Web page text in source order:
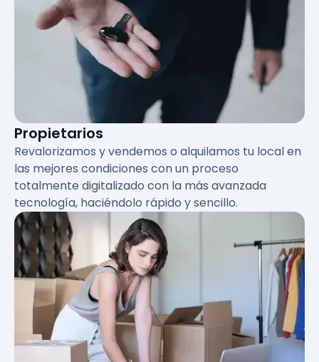
Propietarios
Revalorizamos y vendemos o alquilamos tu local en
las mejores condiciones con un proceso
totalmente digitalizado con la más avanzada
tecnología, haciéndolo rápido y sencillo.